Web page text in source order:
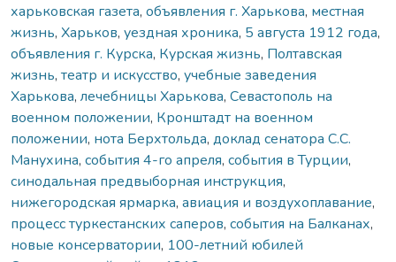
харьковская газета, объявления г. Харькова, местная
жизнь, Харьков, уездная хроника, 5 августа 1912 года,
объявления г. Курска, Курская жизнь, Полтавская
жизнь, театр и искусство, учебные заведения
Харькова, лечебницы Харькова, Севастополь на
военном положении, Кронштадт на военном
положении, нота Берхтольда, доклад сенатора С.С.
Манухина, события 4-го апреля, события в Турции,
синодальная предвыборная инструкция,
нижегородская ярмарка, авиация и воздухоплавание,
процесс туркестанских саперов, события на Балканах,
новые консерватории, 100-летний юбилей